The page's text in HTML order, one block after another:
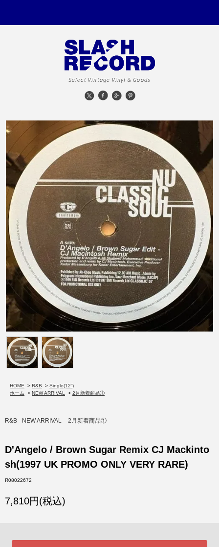
Select Vintage Vinyl & Goods
HOME > R&B > Single(12”)
ホーム
> NEW ARRIVAL > 2月新着商品①
R&B NEW ARRIVAL 2月新着商品①
D'Angelo / Brown Sugar Remix CJ Mackinto
sh(1997 UK PROMO ONLY VERY RARE)
R08022672
7,810円(税込)